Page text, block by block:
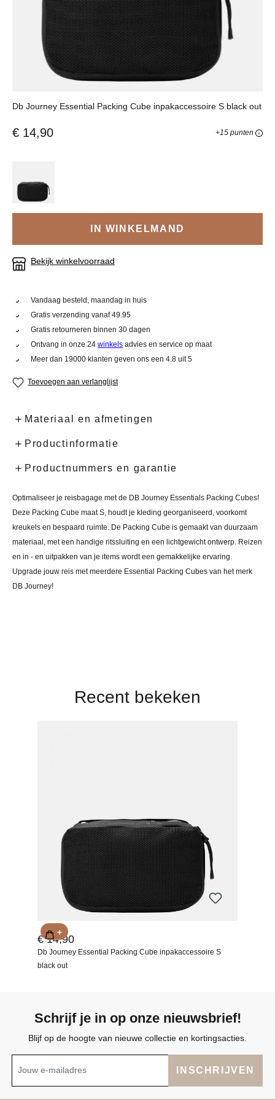
Db Journey Essential Packing Cube inpakaccessoire S black out
€ 14,90 +15 punten
IN WINKELMAND
Bekijk winkelvoorraad
Vandaag besteld, maandag in huis
Gratis verzending vanaf 49.95
Gratis retourneren binnen 30 dagen
Ontvang in onze 24winkels advies en service op maat
Meer dan 19000 klanten geven ons een 4.8 uit 5
Toevoegen aan verlanglijst
Materiaal en afmetingen
Productinformatie
Productnummers en garantie
Optimaliseer je reisbagage met de DB Journey Essentials Packing Cubes!
Deze Packing Cube maat S, houdt je kleding georganiseerd, voorkomt
kreukels en bespaard ruimte. De Packing Cube is gemaakt van duurzaam
materiaal, met een handige ritssluiting en een lichtgewicht ontwerp. Reizen
en in - en uitpakken van je items wordt een gemakkelijke ervaring.
Upgrade jouw reis met meerdere Essential Packing Cubes van het merk
DB Journey!
Recent bekeken
€ 14,90
Db Journey Essential Packing Cube inpakaccessoire S
black out
+
Schrijf je in op onze nieuwsbrief!
Blijf op de hoogte van nieuwe collectie en kortingsacties.
INSCHRIJVEN